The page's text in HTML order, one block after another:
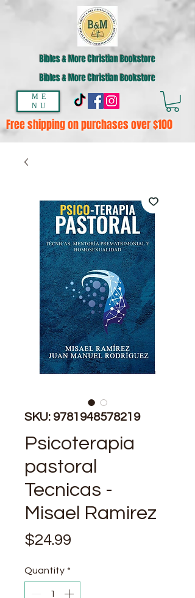
ME
NU
Bibles & More Christian Bookstore
Bibles & More Christian Bookstore
Free shipping on purchases over $100
SKU: 9781948578219
Psicoterapia
pastoral
Tecnicas -
Misael Ramirez
$24.99
Quantity *